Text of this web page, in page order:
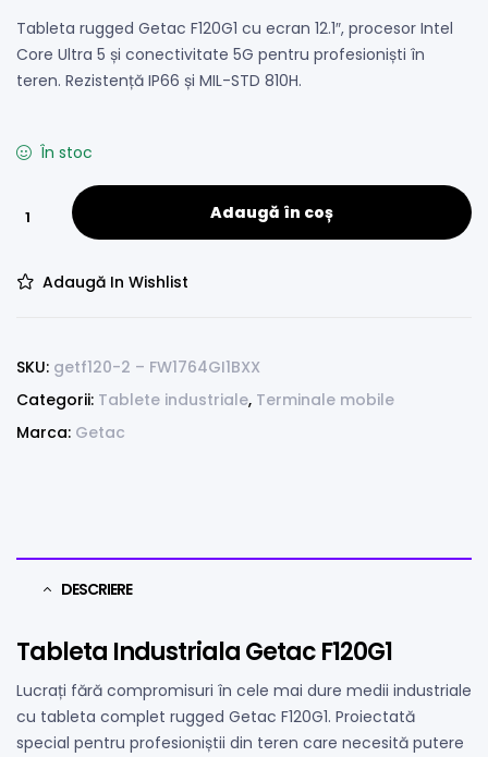
Tableta rugged Getac F120G1 cu ecran 12.1″, procesor Intel
Core Ultra 5 și conectivitate 5G pentru profesioniști în
teren. Rezistență IP66 și MIL-STD 810H.
În stoc
Adaugă în coș
Adaugă In Wishlist
SKU: getf120-2 – FW1764GI1BXX
Categorii: Tablete industriale, Terminale mobile
Marca: Getac
DESCRIERE
Tableta Industriala Getac F120G1
Lucrați fără compromisuri în cele mai dure medii industriale
cu tableta complet rugged Getac F120G1. Proiectată
special pentru profesioniștii din teren care necesită putere